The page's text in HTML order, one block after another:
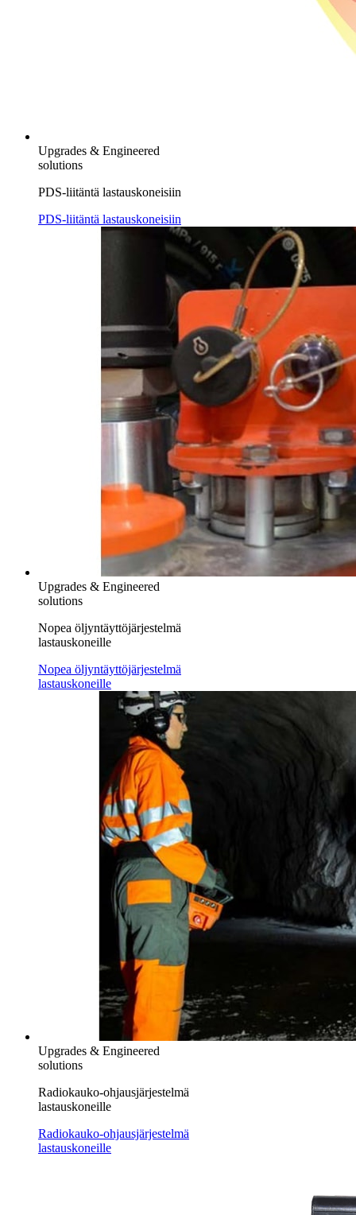
Upgrades & Engineered
solutions
PDS-liitäntä lastauskoneisiin
PDS-liitäntä lastauskoneisiin
Upgrades & Engineered
solutions
Nopea öljyntäyttöjärjestelmä
lastauskoneille
Nopea öljyntäyttöjärjestelmä
lastauskoneille
Upgrades & Engineered
solutions
Radiokauko-ohjausjärjestelmä
lastauskoneille
Radiokauko-ohjausjärjestelmä
lastauskoneille